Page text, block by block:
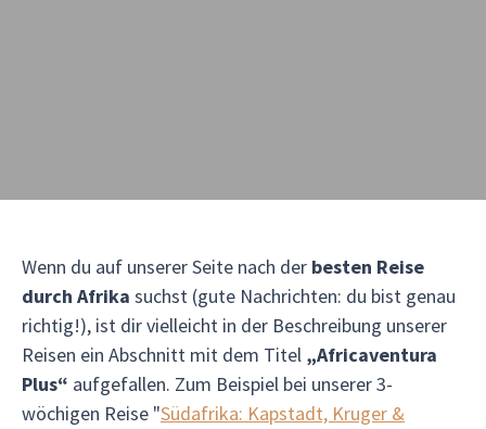
Wenn du auf unserer Seite nach der besten Reise
durch Afrika suchst (gute Nachrichten: du bist genau
richtig!), ist dir vielleicht in der Beschreibung unserer
Reisen ein Abschnitt mit dem Titel „Africaventura
Plus“ aufgefallen. Zum Beispiel bei unserer 3-
wöchigen Reise "Südafrika: Kapstadt, Kruger &